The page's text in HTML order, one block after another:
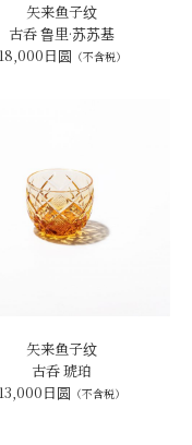
矢来鱼子纹
古呑 鲁里·苏苏基
18,000日圆 （不含税）
矢来鱼子纹
古呑 琥珀
13,000日圆 （不含税）